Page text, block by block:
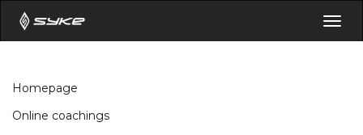
Homepage
Online coachings